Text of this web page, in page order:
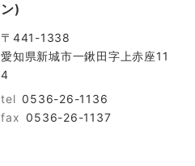
ン)
〒441-1338
愛知県新城市一鍬田字上赤座11
4
tel 0536-26-1136
fax 0536-26-1137